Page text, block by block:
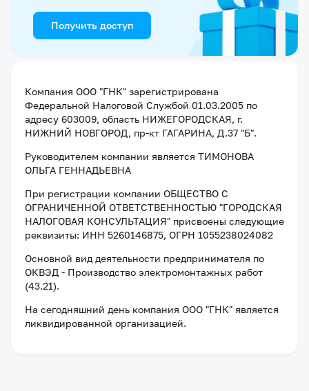
Получить доступ
Компания ООО "ГНК" зарегистрирована
Федеральной Налоговой Службой 01.03.2005 по
адресу 603009, область НИЖЕГОРОДСКАЯ, г.
НИЖНИЙ НОВГОРОД, пр-кт ГАГАРИНА, Д.37 "Б".
Руководителем компании является ТИМОНОВА
ОЛЬГА ГЕННАДЬЕВНА
При регистрации компании ОБЩЕСТВО С
ОГРАНИЧЕННОЙ ОТВЕТСТВЕННОСТЬЮ "ГОРОДСКАЯ
НАЛОГОВАЯ КОНСУЛЬТАЦИЯ" присвоены следующие
реквизиты: ИНН 5260146875, ОГРН 1055238024082
Основной вид деятельности предпринимателя по
ОКВЭД - Производство электромонтажных работ
(43.21).
На сегодняшний день компания ООО "ГНК" является
ликвидированной организацией.